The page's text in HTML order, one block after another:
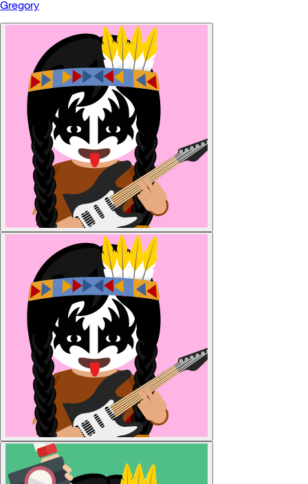
Gregory